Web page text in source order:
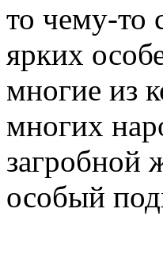
то чему-то
ярких
многие из
многих
загробной
особый